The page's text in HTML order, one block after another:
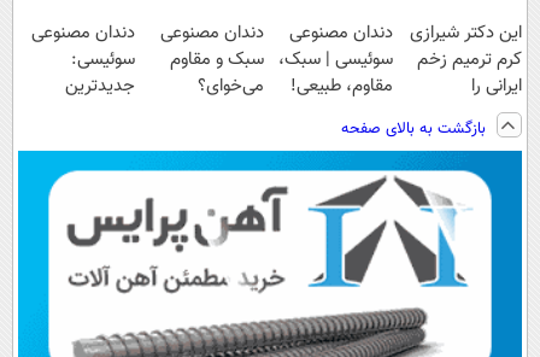
این دکتر شیرازی
کرم ترمیم زخم
ایرانی را
ساخت!!!
دندان مصنوعی
سوئیسی | سبک،
مقاوم، طبیعی!
رایگان+پرداخت
اقساطی😍
دندان مصنوعی
سبک و مقاوم
می‌خوای؟
📍تهران
دندان مصنوعی
سوئیسی:
جدیدترین
پرداخت قسطی
بازگشت به بالای صفحه